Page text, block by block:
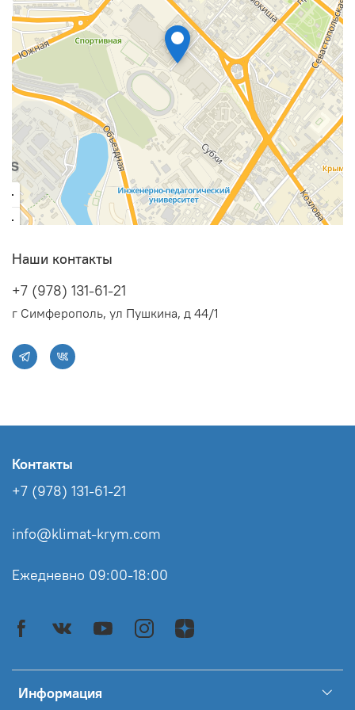
Наши контакты
+7 (978) 131-61-21
г Симферополь, ул Пушкина, д 44/1
Информация
Контакты
+7 (978) 131-61-21
info@klimat-krym.com
Ежедневно 09:00-18:00